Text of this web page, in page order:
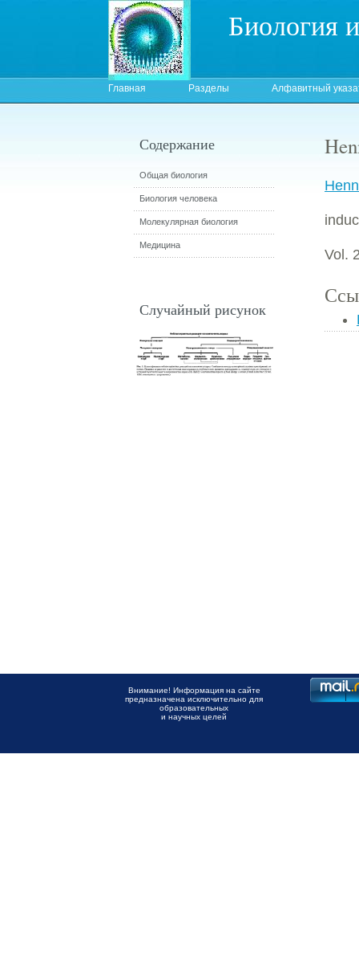
Биология
Главная Разделы Алфавитный
Vol.
Содержание
Общая биология
Биология человека
Молекулярная биология
Медицина
Случайный рисунок
Внимание! Информация на сайте
предназначена исключительно для
образовательных
и научных целей